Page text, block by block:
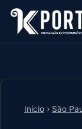
Início › São